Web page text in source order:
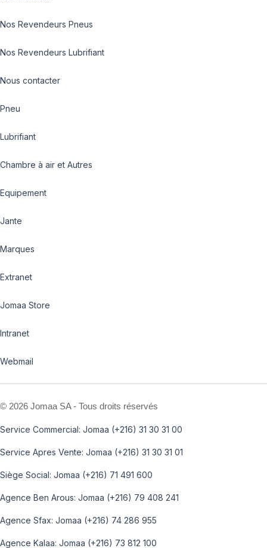
Nos Revendeurs Pneus
Nos Revendeurs Lubrifiant
Nous contacter
Pneu
Lubrifiant
Chambre à air et Autres
Equipement
Jante
Marques
Extranet
Jomaa Store
Intranet
Webmail
© 2026 Jomaa SA - Tous droits réservés
Service Commercial: Jomaa (+216) 31 30 31 00
Service Apres Vente: Jomaa (+216) 31 30 31 01
Siège Social: Jomaa (+216) 71 491 600
Agence Ben Arous: Jomaa (+216) 79 408 241
Agence Sfax: Jomaa (+216) 74 286 955
Agence Kalaa: Jomaa (+216) 73 812 100